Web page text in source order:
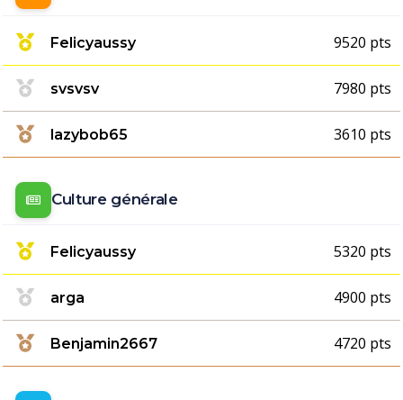
Felicyaussy 9520 pts
svsvsv 7980 pts
lazybob65 3610 pts
Culture générale
Felicyaussy 5320 pts
arga 4900 pts
Benjamin2667 4720 pts